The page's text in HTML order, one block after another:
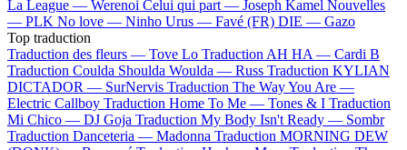
La League — Werenoi Celui qui part — Joseph Kamel Nouvelles
— PLK No love — Ninho Urus — Favé (FR) DIE — Gazo
Top traduction
Traduction des fleurs — Tove Lo Traduction AH HA — Cardi B
Traduction Coulda Shoulda Woulda — Russ Traduction KYLIAN
DICTADOR — SurNervis Traduction The Way You Are —
Electric Callboy Traduction Home To Me — Tones & I Traduction
Mi Chico — DJ Goja Traduction My Body Isn't Ready — Sombr
Traduction Danceteria — Madonna Traduction MORNING DEW